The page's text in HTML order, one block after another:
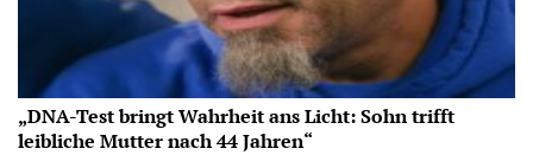
„DNA-Test bringt Wahrheit ans Licht: Sohn trifft
leibliche Mutter nach 44 Jahren“